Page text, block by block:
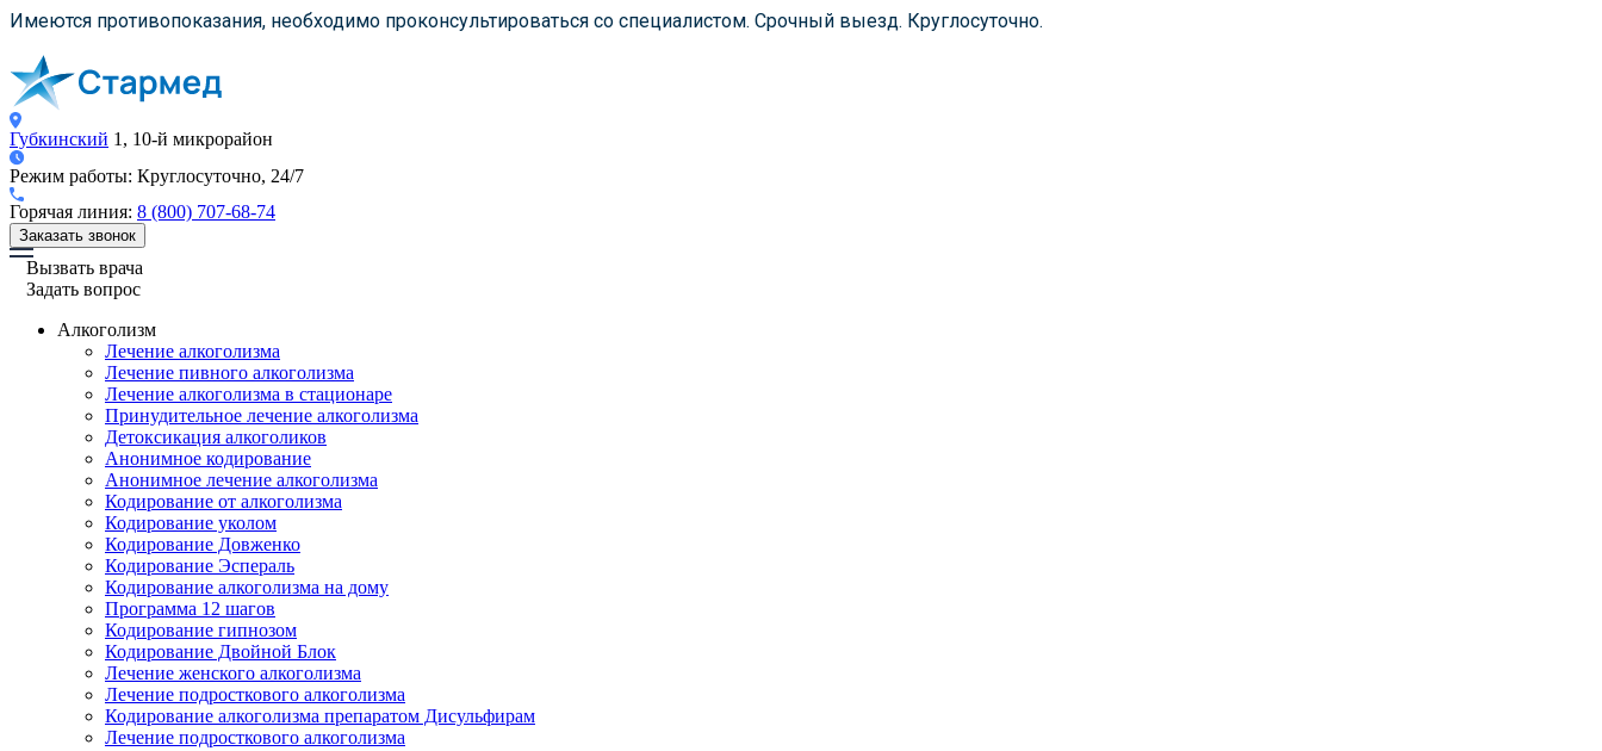
Имеются противопоказания, необходимо проконсультироваться со специалистом. Срочный выезд. Круглосуточно.
Губкинский 1, 10-й микрорайон
Режим работы: Круглосуточно, 24/7
Горячая линия: 8 (800) 707-68-74
Заказать звонок
Вызвать врача
Задать вопрос
Алкоголизм
Лечение алкоголизма
Лечение пивного алкоголизма
Лечение алкоголизма в стационаре
Принудительное лечение алкоголизма
Детоксикация алкоголиков
Анонимное кодирование
Анонимное лечение алкоголизма
Кодирование от алкоголизма
Кодирование уколом
Кодирование Довженко
Кодирование Эспераль
Кодирование алкоголизма на дому
Программа 12 шагов
Кодирование гипнозом
Кодирование Двойной Блок
Лечение женского алкоголизма
Лечение подросткового алкоголизма
Кодирование алкоголизма препаратом Дисульфирам
Лечение подросткового алкоголизма